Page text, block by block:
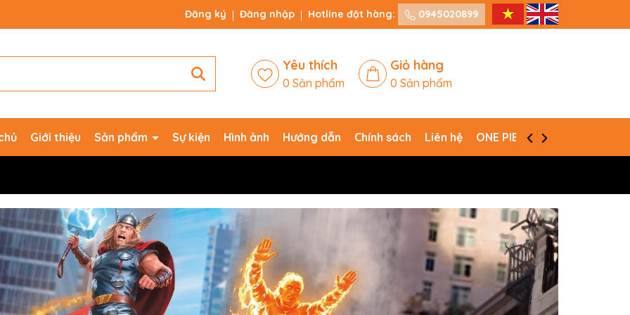
Đăng ký Đăng nhập Hotline đặt hàng: 0945020899
Yêu thích
0 Sản phẩm
Giỏ hàng
0 Sản phẩm
Giới thiệu Sản phẩm Sự kiện Hình ảnh Hướng dẫn Chính sách Liên hệ ONE PIECE CARD GAME